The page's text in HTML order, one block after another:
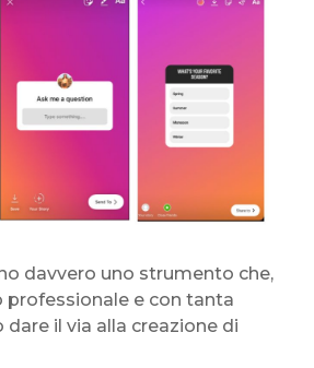
davvero uno strumento che,
professionale e con tanta
il via alla creazione di